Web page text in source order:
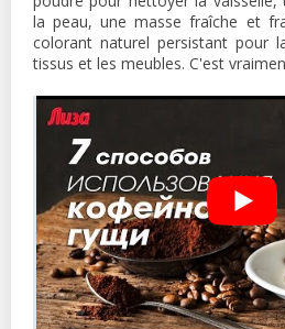
la peau, une masse fraîche et
colorant naturel persistant pour
tissus et les meubles. C'est